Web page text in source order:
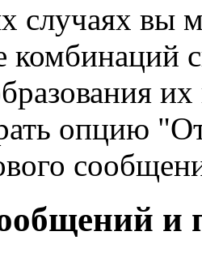
случаях вы
комбинаций
опцию
и